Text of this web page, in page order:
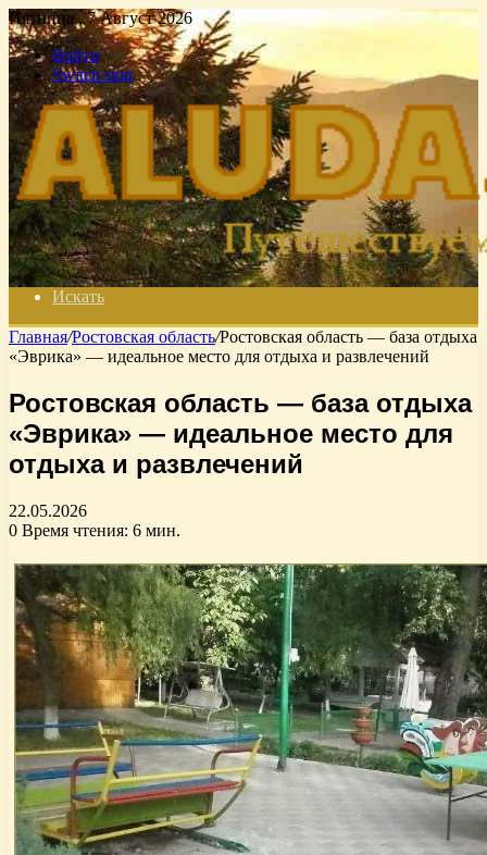
Пятница , 7 Август 2026
Войти
Switch skin
Искать
Главная/Ростовская область/Ростовская область — база отдыха
«Эврика» — идеальное место для отдыха и развлечений
Ростовская область — база отдыха
«Эврика» — идеальное место для
отдыха и развлечений
22.05.2026
0 Время чтения: 6 мин.